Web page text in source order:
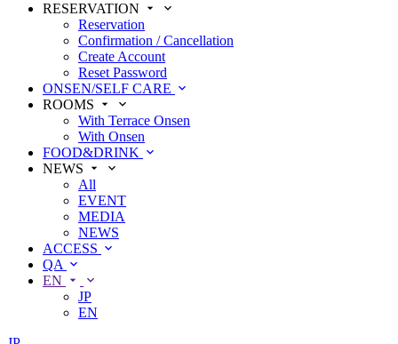
RESERVATION
Reservation
Confirmation / Cancellation
Create Account
Reset Password
ONSEN/SELF CARE
ROOMS
With Terrace Onsen
With Onsen
FOOD&DRINK
NEWS
All
EVENT
MEDIA
NEWS
ACCESS
QA
EN
JP
EN